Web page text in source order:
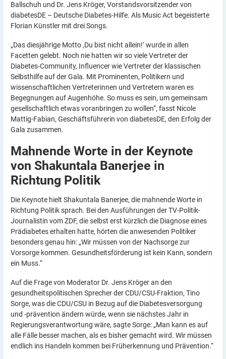
Ballschuh und Dr. Jens Kröger, Vorstandsvorsitzender von
diabetesDE – Deutsche Diabetes-Hilfe. Als Music Act begeisterte
Florian Künstler mit drei Songs.
„Das diesjährige Motto ‚Du bist nicht allein!‘ wurde in allen
Facetten gelebt. Noch nie hatten wir so viele Vertreter der
Diabetes-Community, Influencer wie Vertreter der klassischen
Selbsthilfe auf der Gala. Mit Prominenten, Politikern und
wissenschaftlichen Vertreterinnen und Vertretern waren es
Begegnungen auf Augenhöhe. So muss es sein, um gemeinsam
gesellschaftlich etwas voranbringen zu wollen“, fasst Nicole
Mattig-Fabian, Geschäftsführerin von diabetesDE, den Erfolg der
Gala zusammen.
Mahnende Worte in der Keynote
von Shakuntala Banerjee in
Richtung Politik
Die Keynote hielt Shakuntala Banerjee, die mahnende Worte in
Richtung Politik sprach. Bei den Ausführungen der TV-Politik-
Journalistin vom ZDF, die selbst erst kürzlich die Diagnose eines
Prädiabetes erhalten hatte, hörten die anwesenden Politiker
besonders genau hin: „Wir müssen von der Nachsorge zur
Vorsorge kommen. Gesundheitsförderung ist kein Kann, sondern
ein Muss.“
Auf die Frage von Moderator Dr. Jens Kröger an den
gesundheitspolitischen Sprecher der CDU/CSU-Fraktion, Tino
Sorge, was die CDU/CSU in Bezug auf die Diabetesversorgung
und -prävention ändern würde, wenn sie nächstes Jahr in
Regierungsverantwortung wäre, sagte Sorge: „Man kann es auf
alle Fälle besser machen, als es bisher gemacht wird. Wir müssen
endlich ins Handeln kommen bei Früherkennung und Prävention.“